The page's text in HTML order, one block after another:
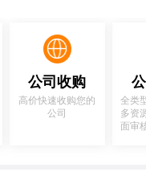
公司收购
高价快速收购您的
公司
全类
多资
面审